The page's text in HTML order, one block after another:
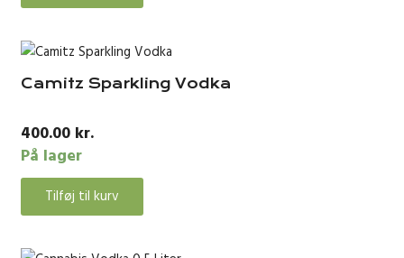
Camitz Sparkling Vodka
400.00 kr.
På lager
Tilføj til kurv